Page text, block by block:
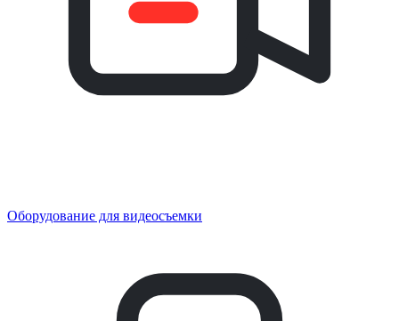
Оборудование для видеосъемки